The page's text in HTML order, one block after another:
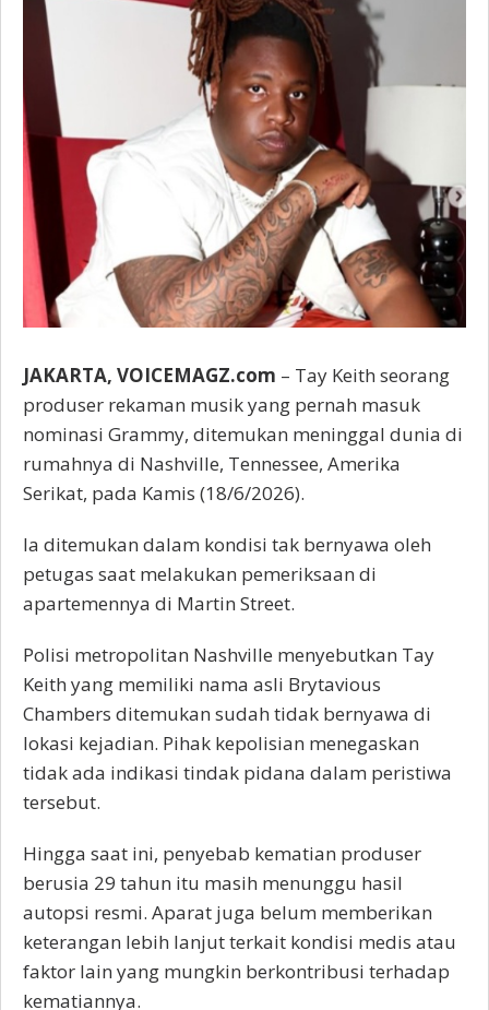
JAKARTA, VOICEMAGZ.com – Tay Keith seorang
produser rekaman musik yang pernah masuk
nominasi Grammy, ditemukan meninggal dunia di
rumahnya di Nashville, Tennessee, Amerika
Serikat, pada Kamis (18/6/2026).
Ia ditemukan dalam kondisi tak bernyawa oleh
petugas saat melakukan pemeriksaan di
apartemennya di Martin Street.
Polisi metropolitan Nashville menyebutkan Tay
Keith yang memiliki nama asli Brytavious
Chambers ditemukan sudah tidak bernyawa di
lokasi kejadian. Pihak kepolisian menegaskan
tidak ada indikasi tindak pidana dalam peristiwa
tersebut.
Hingga saat ini, penyebab kematian produser
berusia 29 tahun itu masih menunggu hasil
autopsi resmi. Aparat juga belum memberikan
keterangan lebih lanjut terkait kondisi medis atau
faktor lain yang mungkin berkontribusi terhadap
kematiannya.